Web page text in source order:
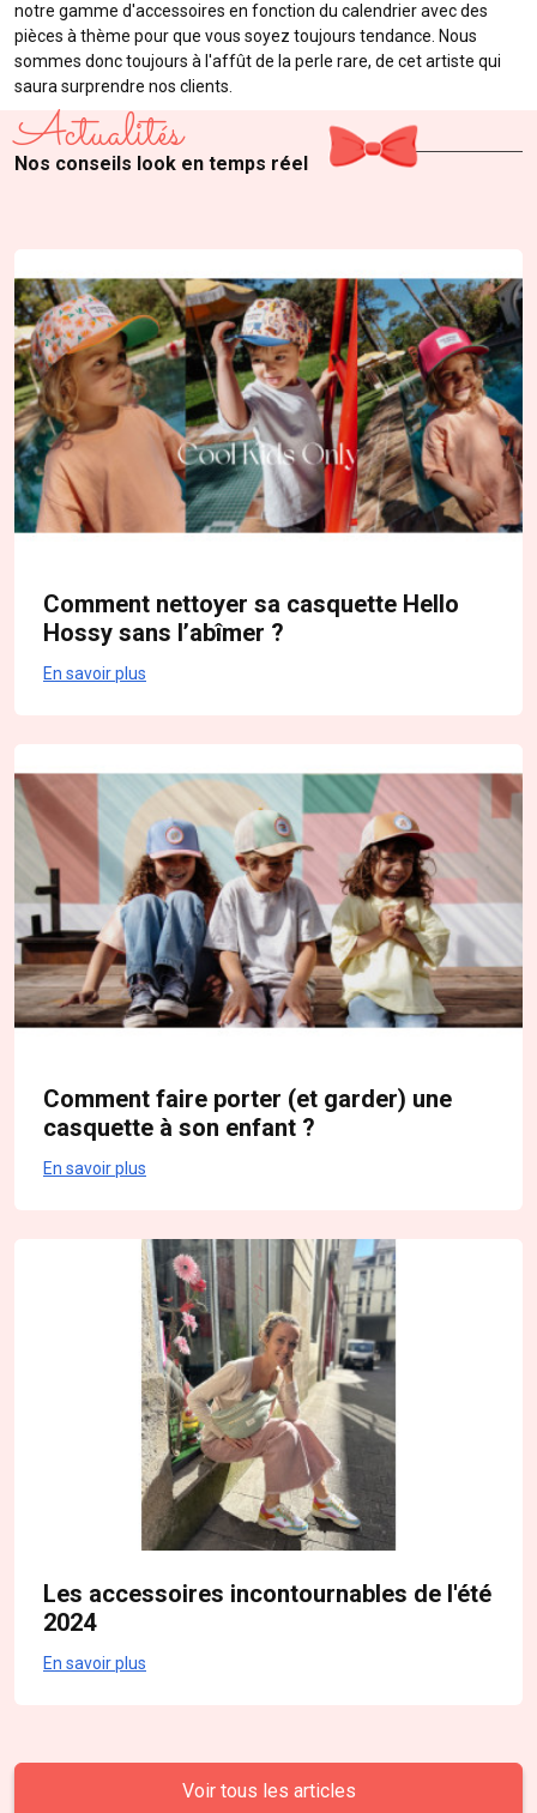
notre gamme d'accessoires en fonction du calendrier avec des
pièces à thème pour que vous soyez toujours tendance. Nous
sommes donc toujours à l'affût de la perle rare, de cet artiste qui
saura surprendre nos clients.
Actualités
Nos conseils look en temps réel
Comment nettoyer sa casquette Hello
Hossy sans l’abîmer ?
En savoir plus
Comment faire porter (et garder) une
casquette à son enfant ?
En savoir plus
Les accessoires incontournables de l'été
2024
En savoir plus
Voir tous les articles